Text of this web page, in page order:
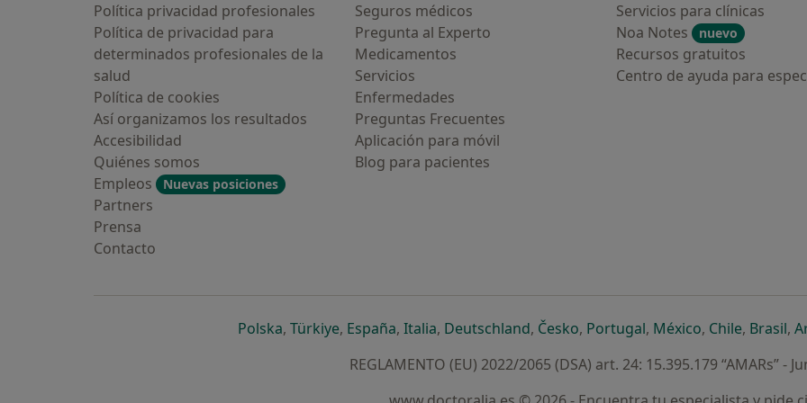
Política privacidad profesionales
Política de privacidad para
determinados profesionales de la
salud
Política de cookies
Así organizamos los resultados
Accesibilidad
Quiénes somos
Empleos
Nuevas posiciones
Partners
Prensa
Contacto
Seguros médicos
Pregunta al Experto
Medicamentos
Servicios
Enfermedades
Preguntas Frecuentes
Aplicación para móvil
Blog para pacientes
Servicios para clínicas
Noa Notes
nuevo
Recursos gratuitos
Centro de ayuda para
Polskase abre en una nueva pestaña
, Türkiyese abre en una nueva pestaña
, Españase abre en una nueva pestaña
, Italiase abre en una nueva pestaña
, Deutschlandse abre en una nueva pestaña
, Českose abre en una nueva pestaña
, Portugalse abre en una nueva
, Méxicose abre en una
, Chilese abre
, Brasilse
,
REGLAMENTO (EU) 2022/2065 (DSA) art. 24: 15.395.179 “AMARs” -